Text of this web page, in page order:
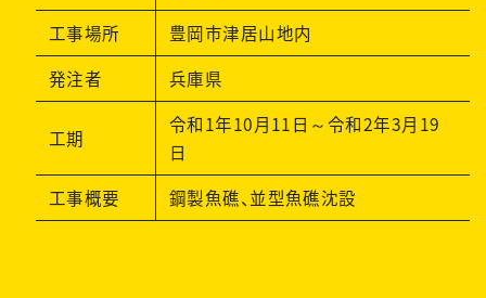
工事場所
豊岡市津居山地内
発注者
兵庫県
工期
令和1年10月11日～令和2年3月19
日
工事概要
鋼製魚礁、並型魚礁沈設